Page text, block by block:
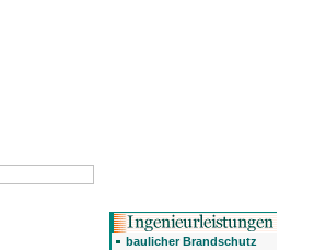
baulicher Brandschutz